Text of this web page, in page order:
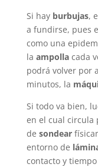
Si hay burbujas,
a fundirse, pues
como una
la ampolla cada
podrá volver por
minutos, la
Si todo va bien,
en el cual circula
de sondear
entorno de
contacto y